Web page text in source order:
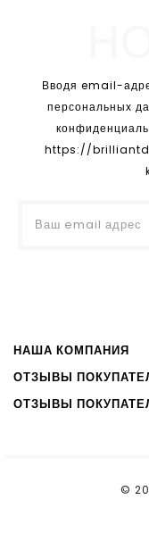
Вводя email-
персональных
https://
НАША КОМПАНИЯ
ОТЗЫВЫ
ОТЗЫВЫ
©